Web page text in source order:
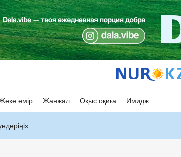
өмір Жанжал Оқыс оқиға Имидж